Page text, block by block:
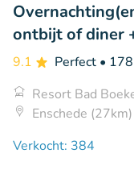
ontbijt of diner
9.1 Perfect •
Resort Bad
Enschede (27km)
Verkocht: 384